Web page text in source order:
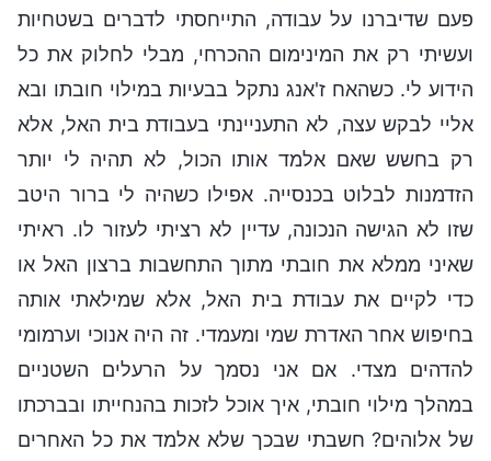
פעם שדיברנו על עבודה, התייחסתי לדברים בשטחיות
ועשיתי רק את המינימום ההכרחי, מבלי לחלוק את כל
הידוע לי. כשהאח ז'אנג נתקל בבעיות במילוי חובתו ובא
אליי לבקש עצה, לא התעניינתי בעבודת בית האל, אלא
רק בחשש שאם אלמד אותו הכול, לא תהיה לי יותר
הזדמנות לבלוט בכנסייה. אפילו כשהיה לי ברור היטב
שזו לא הגישה הנכונה, עדיין לא רציתי לעזור לו. ראיתי
שאיני ממלא את חובתי מתוך התחשבות ברצון האל או
כדי לקיים את עבודת בית האל, אלא שמילאתי אותה
בחיפוש אחר האדרת שמי ומעמדי. זה היה אנוכי וערמומי
להדהים מצדי. אם אני נסמך על הרעלים השטניים
במהלך מילוי חובתי, איך אוכל לזכות בהנחייתו ובברכתו
של אלוהים? חשבתי שבכך שלא אלמד את כל האחרים